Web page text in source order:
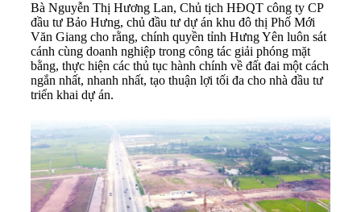
Bà Nguyễn Thị Hương Lan, Chủ tịch HĐQT công ty CP
đầu tư Bảo Hưng, chủ đầu tư dự án khu đô thị Phố Mới
Văn Giang cho rằng, chính quyền tỉnh Hưng Yên luôn sát
cánh cùng doanh nghiệp trong công tác giải phóng mặt
bằng, thực hiện các thủ tục hành chính về đất đai một cách
ngắn nhất, nhanh nhất, tạo thuận lợi tối đa cho nhà đầu tư
triển khai dự án.